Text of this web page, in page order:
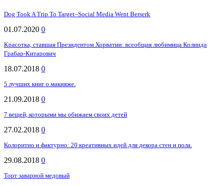
Dog Took A Trip To Target–Social Media Went Berserk
01.07.2020 0
Красотка, ставшая Президентом Хорватии: всеобщая любимица Колинда
Грабар-Китарович
18.07.2018 0
5 лучших книг о макияже.
21.09.2018 0
7 вещей, которыми мы обижаем своих детей
27.02.2018 0
Колоритно и фактурно: 20 креативных идей для декора стен и пола.
29.08.2018 0
Торт заварной медовый